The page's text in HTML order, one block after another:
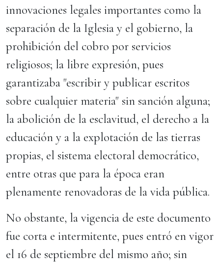
innovaciones legales importantes como la
separación de la Iglesia y el gobierno, la
prohibición del cobro por servicios
religiosos; la libre expresión, pues
garantizaba "escribir y publicar escritos
sobre cualquier materia" sin sanción alguna;
la abolición de la esclavitud, el derecho a la
educación y a la explotación de las tierras
propias, el sistema electoral democrático,
entre otras que para la época eran
plenamente renovadoras de la vida pública.
No obstante, la vigencia de este documento
fue corta e intermitente, pues entró en vigor
el 16 de septiembre del mismo año; sin